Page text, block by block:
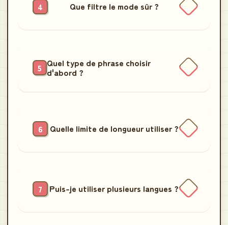
Que filtre le mode sûr ?
Quel type de phrase choisir
d'abord ?
Quelle limite de longueur utiliser ?
Puis-je utiliser plusieurs langues ?